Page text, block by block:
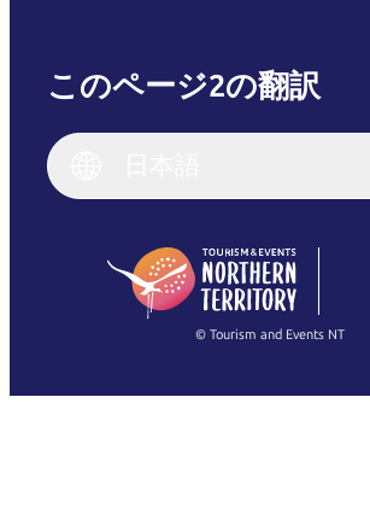
このページ2の翻訳
English (US)
English
(Singapore)
Français
繁體
© Tourism and Events NT